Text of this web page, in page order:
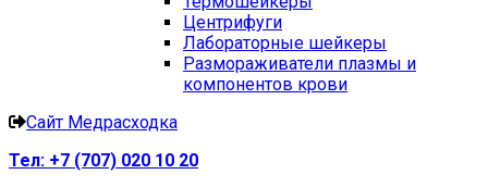
Центрифуги
Лабораторные шейкеры
Размораживатели плазмы и
компонентов крови
Сайт Медрасходка
Тел: +7 (707) 020 10 20